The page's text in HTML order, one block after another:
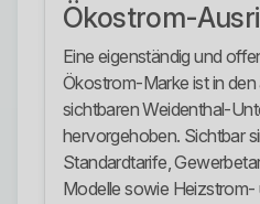
Ökostrom-
Eine eigenständig und
Ökostrom-Marke ist in
sichtbaren Weidenthal-
hervorgehoben. Sichtbar
Standardtarife,
Modelle sowie Heizstrom-